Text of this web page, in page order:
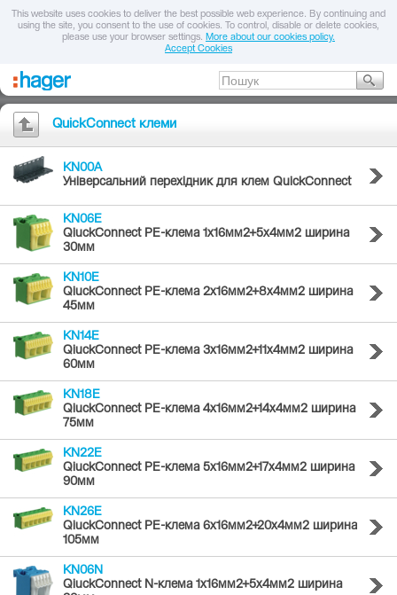
This website uses cookies to deliver the best possible web experience. By continuing and
using the site, you consent to the use of cookies. To control, disable or delete cookies,
please use your browser settings. More about our cookies policy.
Accept Cookies
QuickConnect клеми
KN00A
Універсальний перехідник для клем QuickConnect
KN06E
QiuckConnect PE-клема 1x16мм2+5x4мм2 ширина
30мм
KN10E
QiuckConnect PE-клема 2x16мм2+8x4мм2 ширина
45мм
KN14E
QiuckConnect PE-клема 3x16мм2+11x4мм2 ширина
60мм
KN18E
QiuckConnect PE-клема 4x16мм2+14x4мм2 ширина
75мм
KN22E
QiuckConnect PE-клема 5x16мм2+17x4мм2 ширина
90мм
KN26E
QiuckConnect PE-клема 6x16мм2+20x4мм2 ширина
105мм
KN06N
QiuckConnect N-клема 1x16мм2+5x4мм2 ширина